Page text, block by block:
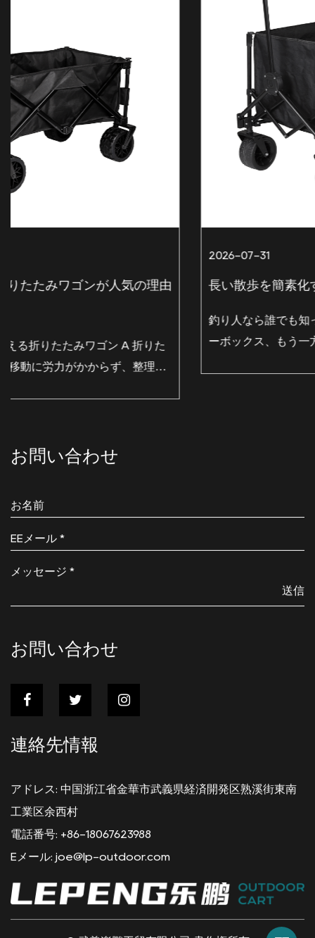
長い散歩を簡素化する釣りカートの継続
釣り人なら誰でも知っている問題の解決 片手にクーラ
の魅...
お問い合わせ
お問い合わせ
連絡先情報
アドレス: 中国浙江省金華市武義県経済開発区熟溪街東南
工業区余西村
Eメール: joe@lp-outdoor.com